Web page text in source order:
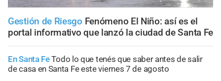
Gestión de Riesgo Fenómeno El Niño: así es el
portal informativo que lanzó la ciudad de Santa Fe
En Santa FeTodo lo que tenés que saber antes de salir
de casa en Santa Fe este viernes 7 de agosto